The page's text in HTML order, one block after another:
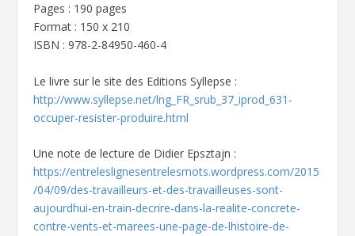
Pages : 190 pages
Format : 150 x 210
ISBN : 978-2-84950-460-4
Le livre sur le site des Editions Syllepse :
http://www.syllepse.net/lng_FR_srub_37_iprod_631-
occuper-resister-produire.html
Une note de lecture de Didier Epsztajn :
https://entreleslignesentrelesmots.wordpress.com/2015
/04/09/des-travailleurs-et-des-travailleuses-sont-
aujourdhui-en-train-decrire-dans-la-realite-concrete-
contre-vents-et-marees-une-page-de-lhistoire-de-